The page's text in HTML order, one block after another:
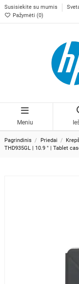
Susisiekite su mumis
Pažymėti (0)
Meniu
Pagrindinis Priedai
THD935GL | 10.9 " | Tablet